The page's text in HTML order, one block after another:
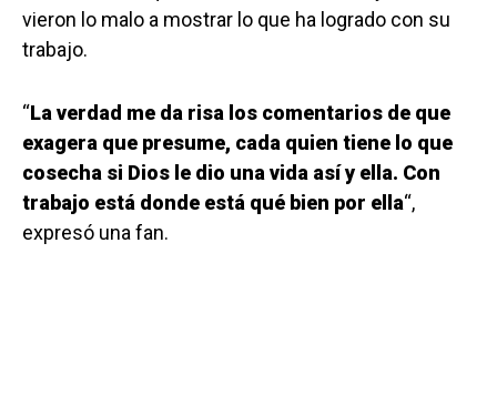
vieron lo malo a mostrar lo que ha logrado con su
trabajo.
“La verdad me da risa los comentarios de que
exagera que presume, cada quien tiene lo que
cosecha si Dios le dio una vida así y ella. Con
trabajo está donde está qué bien por ella“,
expresó una fan.